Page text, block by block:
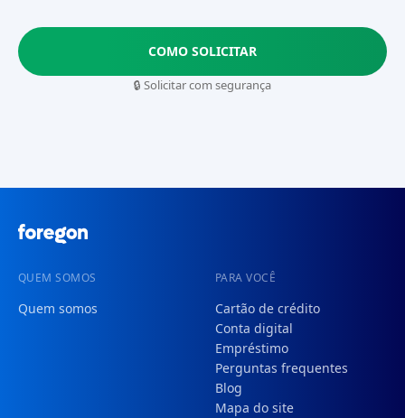
COMO SOLICITAR
🔒 Solicitar com segurança
QUEM SOMOS
Quem somos
PARA VOCÊ
Cartão de crédito
Conta digital
Empréstimo
Perguntas frequentes
Blog
Mapa do site